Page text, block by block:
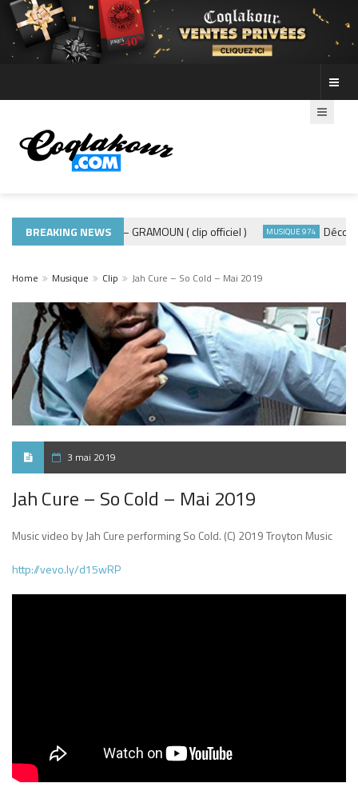
BREAKING NEWS
MUSIQUE 974 ADE440 – GRAMOUN ( clip officiel ) MUSIQUE 974 Découvre
Home Musique Clip Jah Cure – So Cold – Mai 2019
3 mai 2019
Jah Cure – So Cold – Mai 2019
Music video by Jah Cure performing So Cold. (C) 2019 Troyton Music
http://vevo.ly/d15wRP